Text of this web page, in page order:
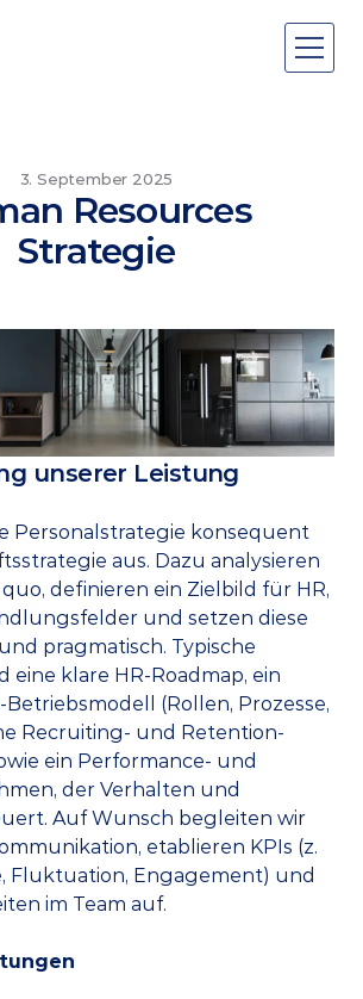
3. September 2025
Resources
Strategie
unserer Leistung
Personalstrategie konsequent
aus. Dazu analysieren
definieren ein Zielbild für HR,
und setzen diese
pragmatisch. Typische
eine klare HR-Roadmap, ein
Betriebsmodell (Rollen, Prozesse,
Recruiting- und Retention-
ein Performance- und
der Verhalten und
Auf Wunsch begleiten wir
etablieren KPIs (z.
Fluktuation, Engagement) und
im Team auf.